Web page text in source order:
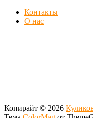
Контакты
О нас
Копирайт © 2026